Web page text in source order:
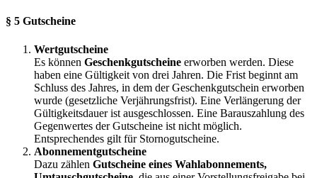
§ 5 Gutscheine
Wertgutscheine
Es können Geschenkgutscheine erworben werden. Diese
haben eine Gültigkeit von drei Jahren. Die Frist beginnt am
Schluss des Jahres, in dem der Geschenkgutschein erworben
wurde (gesetzliche Verjährungsfrist). Eine Verlängerung der
Gültigkeitsdauer ist ausgeschlossen. Eine Barauszahlung des
Gegenwertes der Gutscheine ist nicht möglich.
Entsprechendes gilt für Stornogutscheine.
Abonnementgutscheine
Dazu zählen Gutscheine eines Wahlabonnements,